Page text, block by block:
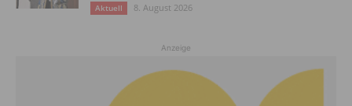
Aktuell 8. August 2026
Anzeige